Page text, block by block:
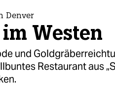
Denver
Westen
und
Restaurant aus